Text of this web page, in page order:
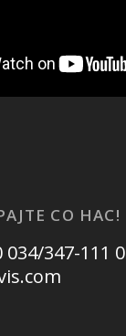
СО НАС!
034/347-111